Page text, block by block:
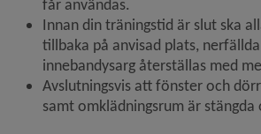
får användas.
Innan din träningstid är slut ska
tillbaka på anvisad plats,
innebandysarg återställas med
Avslutningsvis att fönster och
samt omklädningsrum är stängda